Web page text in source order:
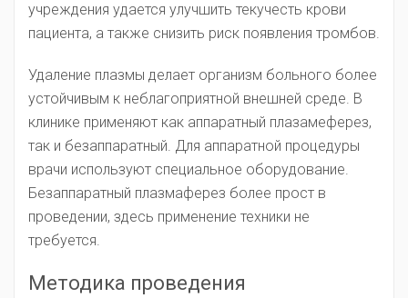
учреждения удается улучшить текучесть крови
пациента, а также снизить риск появления тромбов.
Удаление плазмы делает организм больного более
устойчивым к неблагоприятной внешней среде. В
клинике применяют как аппаратный плазамеферез,
так и безаппаратный. Для аппаратной процедуры
врачи используют специальное оборудование.
Безаппаратный плазмаферез более прост в
проведении, здесь применение техники не
требуется.
Методика проведения